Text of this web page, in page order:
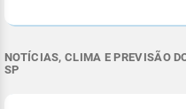
NOTÍCIAS, CLIMA E PREVISÃO
SP